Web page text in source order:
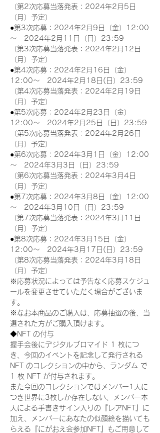
（第2次応募当落発表：2024年2月5日
（月）予定）
●第3次応募：2024年2月9日（金）12:00
～　2024年2月11日（日）23:59
（第3次応募当落発表：2024年2月12日
（月）予定）
●第4次応募：2024年2月16日（金）
12:00～　2024年2月18日(日）23:59
（第4次応募当落発表：2024年2月19日
（月）予定）
●第5次応募：2024年2月23日（金）
12:00～　2024年2月25日（日）23:59
（第5次応募当落発表：2024年2月26日
（月）予定）
●第6次応募：2024年3月1日（金）12:00
～　2024年3月3日（日）23:59
（第6次応募当落発表：2024年3月4日
（月）予定）
●第7次応募：2024年3月8日（金）12:00
～　2024年3月10日（日）23:59
（第7次応募当落発表：2024年3月11日
（月）予定）
●第8次応募：2024年3月15日（金）
12:00～　2024年3月17日(日）23:59
（第8次応募当落発表：2024年3月18日
（月）予定）
※応募状況によっては予告なく応募スケジュ
ールを変更させていただく場合がございま
す。
※なお本商品のご購入は、応募抽選の後、当
選された方がご購入頂けます。
◆NFT の付与
握手会後にデジタルブロマイド 1 枚につ
き、今回のイベントを記念して発行される
NFT のコレクションの中から、ランダム で
1 枚 NFT が付与されます。
また今回のコレクションではメンバー1人に
つき世界に3枚しか存在しない、メンバー本
人による手書きサイン入りの『レアNFT』に
加え、メンバーにあなたの似顔絵を描いても
らえる『にがおえ会参加NFT』もご用意して